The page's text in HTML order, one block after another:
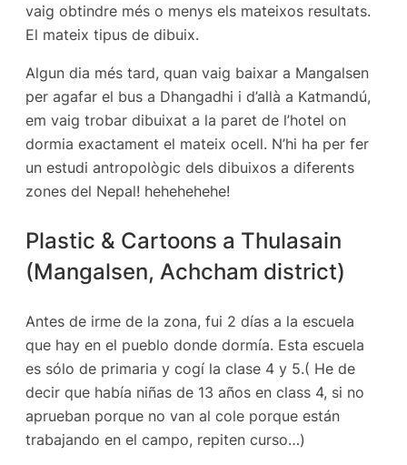
vaig obtindre més o menys els mateixos resultats.
El mateix tipus de dibuix.
Algun dia més tard, quan vaig baixar a Mangalsen
per agafar el bus a Dhangadhi i d’allà a Katmandú,
em vaig trobar dibuixat a la paret de l’hotel on
dormia exactament el mateix ocell. N’hi ha per fer
un estudi antropològic dels dibuixos a diferents
zones del Nepal! hehehehehe!
Plastic & Cartoons a Thulasain
(Mangalsen, Achcham district)
Antes de irme de la zona, fui 2 días a la escuela
que hay en el pueblo donde dormía. Esta escuela
es sólo de primaria y cogí la clase 4 y 5.( He de
decir que había niñas de 13 años en class 4, si no
aprueban porque no van al cole porque están
trabajando en el campo, repiten curso…)